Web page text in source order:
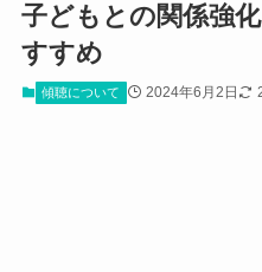
子どもとの関係強
すすめ
傾聴について 2024年6月2日